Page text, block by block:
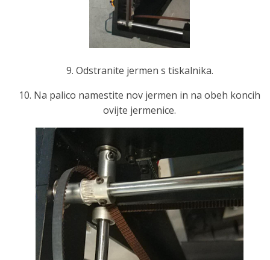
9. Odstranite jermen s tiskalnika.
10. Na palico namestite nov jermen in na obeh koncih
ovijte jermenice.